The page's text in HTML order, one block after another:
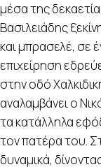
μέσα της
Βασιλειάδης
και μπρασελέ, σε
επιχείρηση
στην οδό
αναλαμβάνει ο
τα κατάλληλα
τον πατέρα του.
δυναμικά,